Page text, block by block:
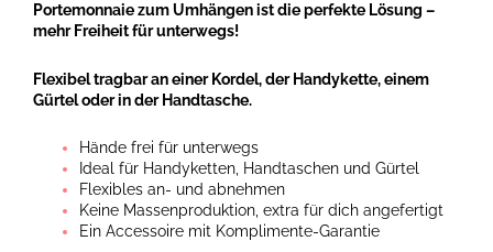
Portemonnaie zum Umhängen ist die perfekte Lösung –
mehr Freiheitfür unterwegs!
Flexibel tragbar an einer Kordel, der Handykette, einem
Gürtel oder in der Handtasche.
Hände frei für unterwegs
Ideal für Handyketten, Handtaschen und Gürtel
Flexibles an- und abnehmen
Keine Massenproduktion, extra für dich angefertigt
Ein Accessoire mit Komplimente-Garantie